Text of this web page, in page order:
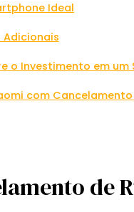
Ideal
Adicionais
o Investimento em
com
de